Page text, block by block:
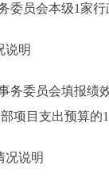
员会本级1家行
明
委员会填报绩效
项目支出预算的
说明